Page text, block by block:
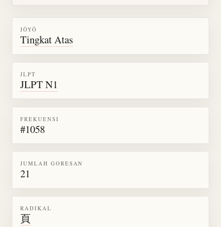
JŌYŌ
Tingkat Atas
JLPT
JLPT N1
FREKUENSI
#1058
JUMLAH GORESAN
21
RADIKAL
頁